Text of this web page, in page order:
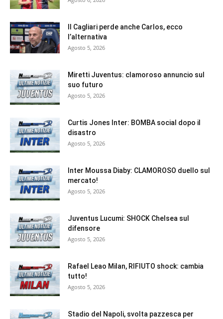
Il Cagliari perde anche Carlos, ecco
l’alternativa
Agosto 5, 2026
Miretti Juventus: clamoroso annuncio sul
suo futuro
Agosto 5, 2026
Curtis Jones Inter: BOMBA social dopo il
disastro
Agosto 5, 2026
Inter Moussa Diaby: CLAMOROSO duello sul
mercato!
Agosto 5, 2026
Juventus Lucumi: SHOCK Chelsea sul
difensore
Agosto 5, 2026
Rafael Leao Milan, RIFIUTO shock: cambia
tutto!
Agosto 5, 2026
Stadio del Napoli, svolta pazzesca per